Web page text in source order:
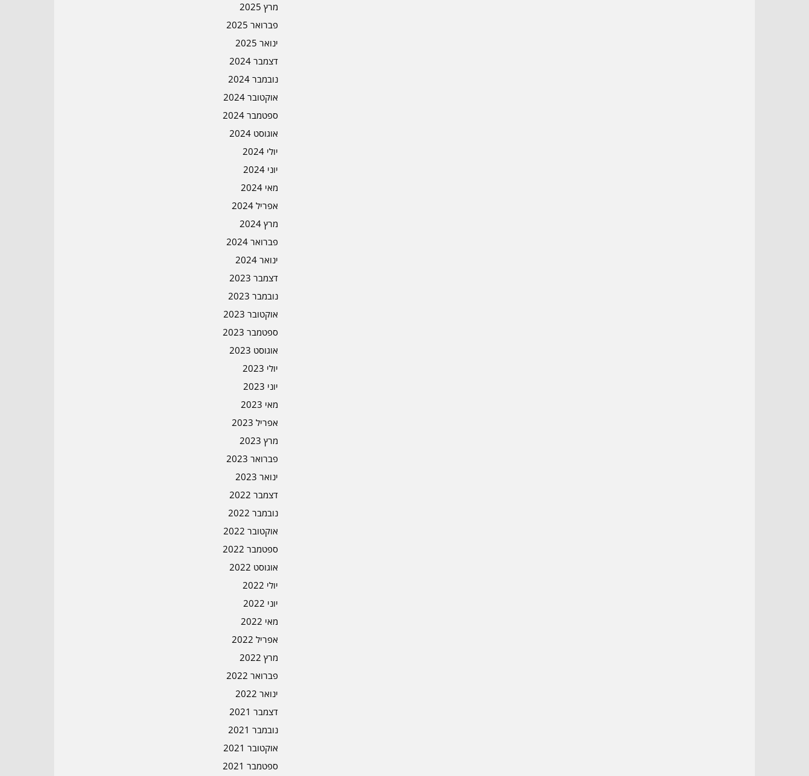
מרץ 2025
פברואר 2025
ינואר 2025
דצמבר 2024
נובמבר 2024
אוקטובר 2024
ספטמבר 2024
אוגוסט 2024
יולי 2024
יוני 2024
מאי 2024
אפריל 2024
מרץ 2024
פברואר 2024
ינואר 2024
דצמבר 2023
נובמבר 2023
אוקטובר 2023
ספטמבר 2023
אוגוסט 2023
יולי 2023
יוני 2023
מאי 2023
אפריל 2023
מרץ 2023
פברואר 2023
ינואר 2023
דצמבר 2022
נובמבר 2022
אוקטובר 2022
ספטמבר 2022
אוגוסט 2022
יולי 2022
יוני 2022
מאי 2022
אפריל 2022
מרץ 2022
פברואר 2022
ינואר 2022
דצמבר 2021
נובמבר 2021
אוקטובר 2021
ספטמבר 2021